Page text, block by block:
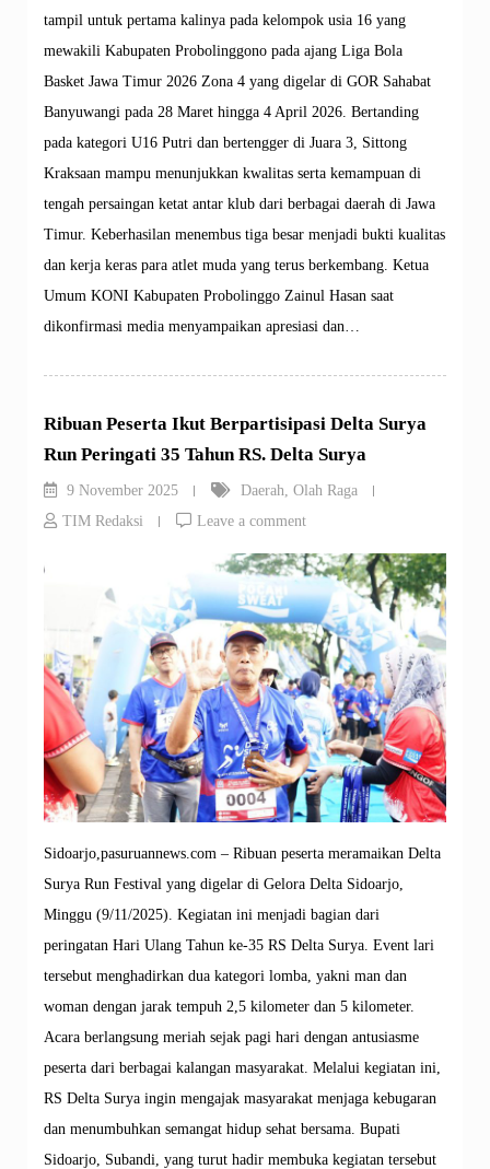
tampil untuk pertama kalinya pada kelompok usia 16 yang
mewakili Kabupaten Probolinggono pada ajang Liga Bola
Basket Jawa Timur 2026 Zona 4 yang digelar di GOR Sahabat
Banyuwangi pada 28 Maret hingga 4 April 2026. Bertanding
pada kategori U16 Putri dan bertengger di Juara 3, Sittong
Kraksaan mampu menunjukkan kwalitas serta kemampuan di
tengah persaingan ketat antar klub dari berbagai daerah di Jawa
Timur. Keberhasilan menembus tiga besar menjadi bukti kualitas
dan kerja keras para atlet muda yang terus berkembang. Ketua
Umum KONI Kabupaten Probolinggo Zainul Hasan saat
dikonfirmasi media menyampaikan apresiasi dan…
Ribuan Peserta Ikut Berpartisipasi Delta Surya
Run Peringati 35 Tahun RS. Delta Surya
9 November 2025 Daerah, Olah Raga
TIM Redaksi
Leave a comment
Sidoarjo,pasuruannews.com – Ribuan peserta meramaikan Delta
Surya Run Festival yang digelar di Gelora Delta Sidoarjo,
Minggu (9/11/2025). Kegiatan ini menjadi bagian dari
peringatan Hari Ulang Tahun ke-35 RS Delta Surya. Event lari
tersebut menghadirkan dua kategori lomba, yakni man dan
woman dengan jarak tempuh 2,5 kilometer dan 5 kilometer.
Acara berlangsung meriah sejak pagi hari dengan antusiasme
peserta dari berbagai kalangan masyarakat. Melalui kegiatan ini,
RS Delta Surya ingin mengajak masyarakat menjaga kebugaran
dan menumbuhkan semangat hidup sehat bersama. Bupati
Sidoarjo, Subandi, yang turut hadir membuka kegiatan tersebut